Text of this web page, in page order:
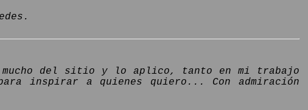
mucho del sitio y lo aplico, tanto en mi trabajo
inspirar a quienes quiero... Con admiración